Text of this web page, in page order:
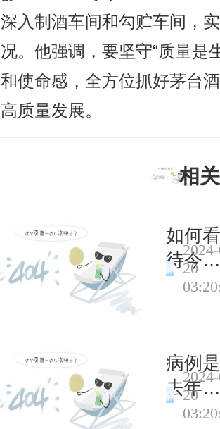
深入制酒车间和勾贮车间，
况。他强调，要坚守“质量是
和使命感，全方位抓好茅台
高质量发展。
相
如何看
待今
中美
走势
商务部
回应
20
病例是
去年
期23
20